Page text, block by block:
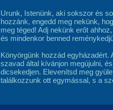
Urunk, Istenünk, aki sokszor és
hozzánk, engedd meg nekünk,
meg téged! Adj nekünk erőt
és mindenkor benned
Könyörgünk hozzád egyházadért.
szavad által kívánjon megújulni,
dicsekedjen. Elevenítsd meg
találkozzunk ott egymással, s a